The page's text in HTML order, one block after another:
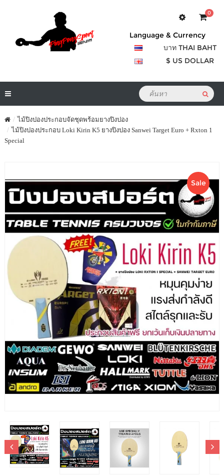
0
Language & Currency
บาท THAI BAHT
$ US DOLLAR
ไม้ปิงปองประกอบจัดชุดพร้อมยางปิงปอง
ไม้ปิงปองประกอบ Loki Kirin K5 ยางปิงปอง Sanwei Target Euro + Rxton 1
Special
Sale